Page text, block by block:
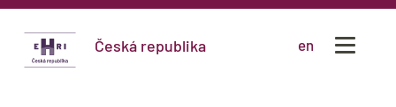
Česká republika en